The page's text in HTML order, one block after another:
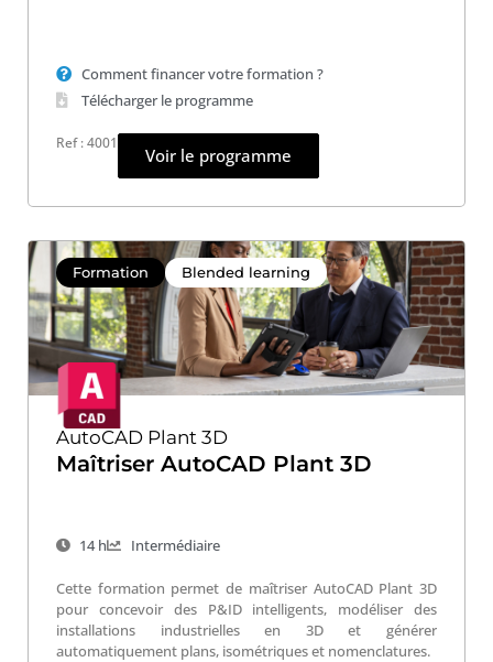
Comment financer votre formation ?
Télécharger le programme
Ref : 4001
Voir le programme
Formation Blended learning
AutoCAD Plant 3D
Maîtriser AutoCAD Plant 3D
14 h Intermédiaire
Cette formation permet de maîtriser AutoCAD Plant 3D
pour concevoir des P&ID intelligents, modéliser des
installations industrielles en 3D et générer
automatiquement plans, isométriques et nomenclatures.